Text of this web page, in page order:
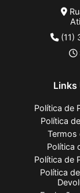
(11)
Links
Política de
Política
Termos
Política
Política de
Política